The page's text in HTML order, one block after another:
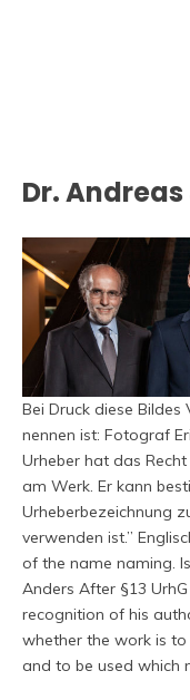
Dr.
Bei Druck diese
nennen ist: Fotograf
Urheber hat das
am Werk. Er kann
Urheberbezeichnung
verwenden ist.”
of the name naming.
Anders After §13
recognition of his
whether the work is
and to be used which